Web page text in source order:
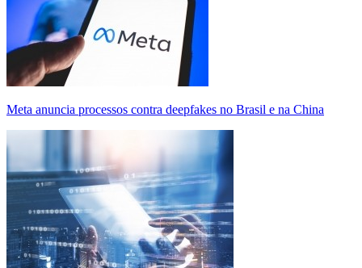
Meta anuncia processos contra deepfakes no Brasil e na China